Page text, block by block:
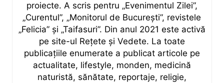
proiecte. A scris pentru „Evenimentul Zilei”,
„Curentul”, „Monitorul de București”, revistele
„Felicia” și „Taifasuri”. Din anul 2021 este activă
pe site-ul Rețete și Vedete. La toate
publicațiile enumerate a publicat articole pe
actualitate, lifestyle, monden, medicină
naturistă, sănătate, reportaje, religie,